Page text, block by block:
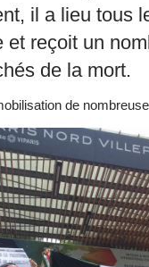
il a lieu
et reçoit un
de la mort.
de